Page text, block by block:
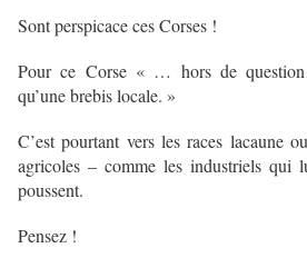
Sont perspicace ces Corses !
Pour ce Corse « … hors de
qu’une brebis locale. »
C’est pourtant vers les races lacaune
agricoles – comme les industriels qui
poussent.
Pensez !